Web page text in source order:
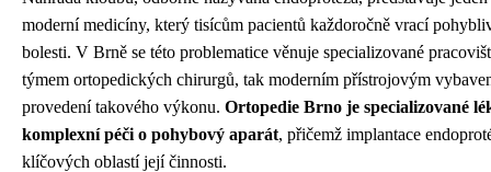
moderní medicíny, který tisícům pacientů každoročně vrací
bolesti. V Brně se této problematice věnuje specializované
týmem ortopedických chirurgů, tak moderním přístrojovým
provedení takového výkonu. Ortopedie Brno je specializované
komplexní péči o pohybový aparát, přičemž implantace
klíčových oblastí její činnosti.